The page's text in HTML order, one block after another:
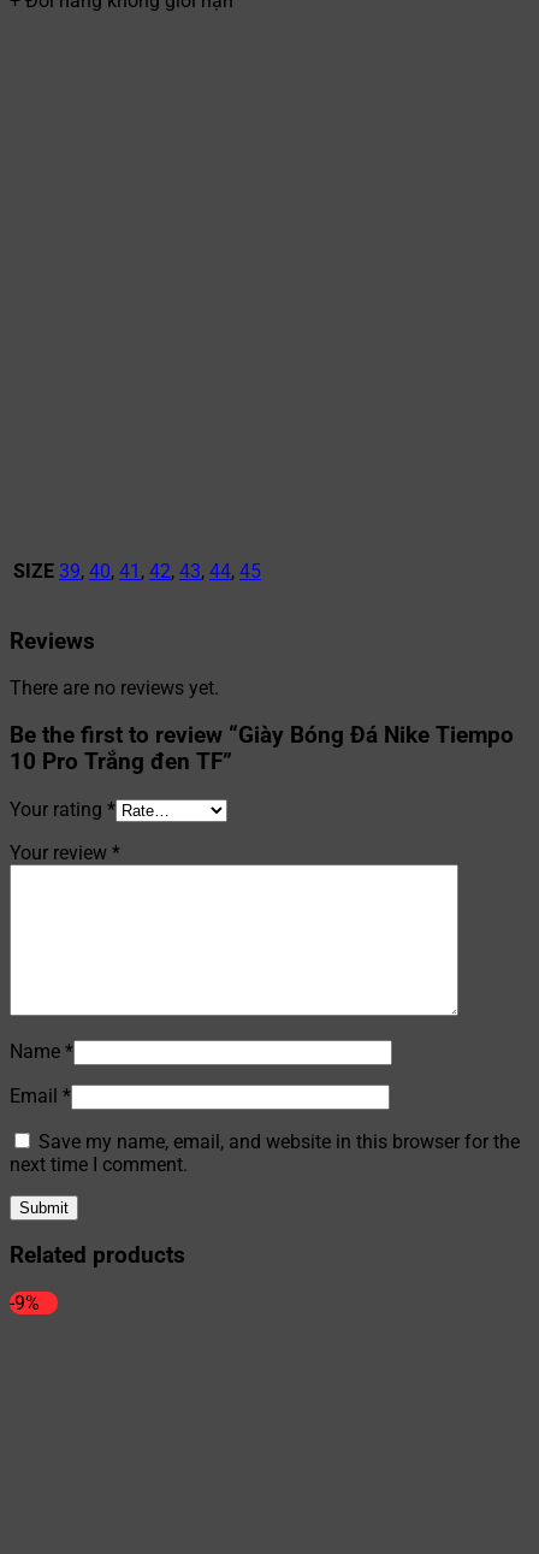
SIZE 39, 40, 41 , 42, 43, 44, 45
Reviews
There are no reviews yet.
Be the first to review “Giày Bóng Đá Nike Tiempo
10 Pro Trắng đen TF”
Your rating *
Your review *
Name *
Email *
Save my name, email, and website in this browser for the
next time I comment.
Related products
-9%